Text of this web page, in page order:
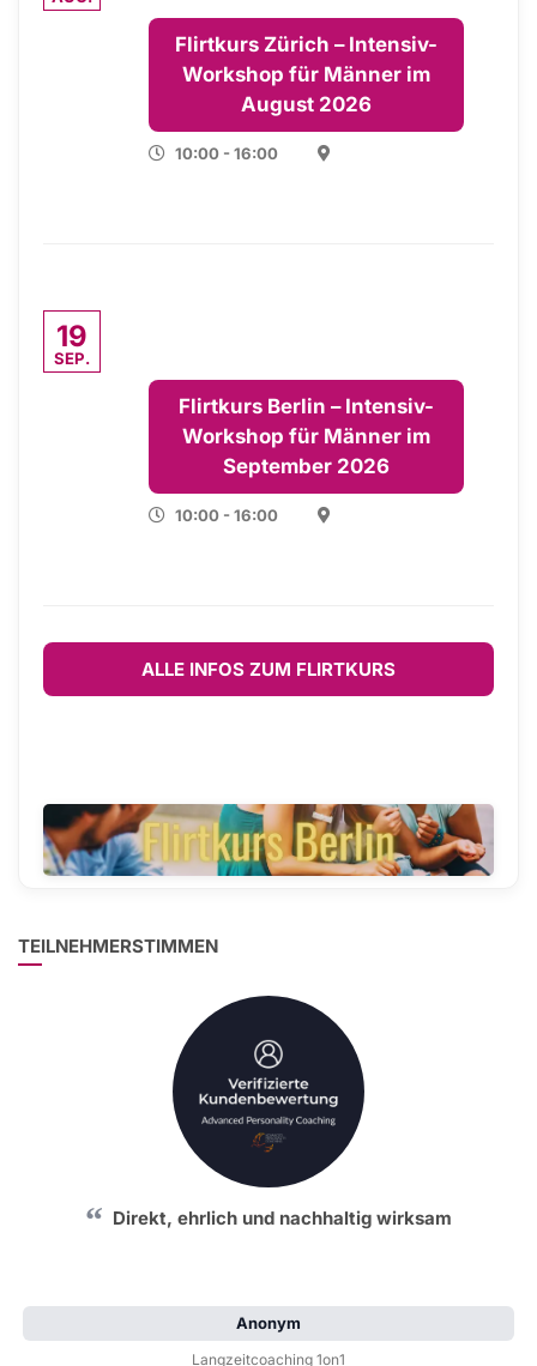
Flirtkurs Zürich – Intensiv-
Workshop für Männer im
August 2026
10:00 - 16:00
19
SEP.
Flirtkurs Berlin – Intensiv-
Workshop für Männer im
September 2026
10:00 - 16:00
ALLE INFOS ZUM FLIRTKURS
TEILNEHMERSTIMMEN
Direkt, ehrlich und nachhaltig wirksam
Anonym
Langzeitcoaching 1on1